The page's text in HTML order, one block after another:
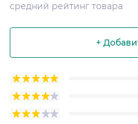
средний рейтинг товара
+